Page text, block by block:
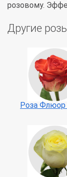
розовому.
Другие
Роза Флюор